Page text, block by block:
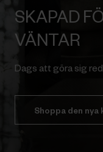
SKAPAD
VÄNTAR
Dags att göra sig
Shoppa den